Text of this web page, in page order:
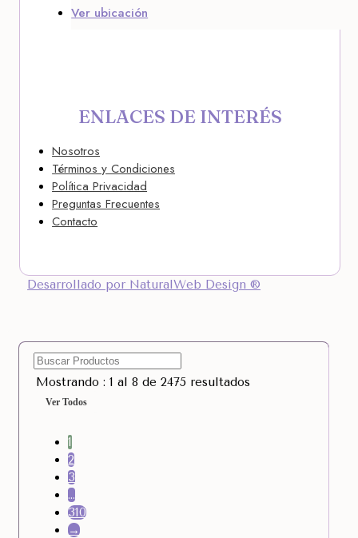
Ver ubicación
ENLACES DE INTERÉS
Nosotros
Términos y Condiciones
Política Privacidad
Preguntas Frecuentes
Contacto
Desarrollado por NaturalWeb Design ®
Mostrando : 1 al 8 de 2475 resultados
Ver Todos
1
2
3
…
310
→